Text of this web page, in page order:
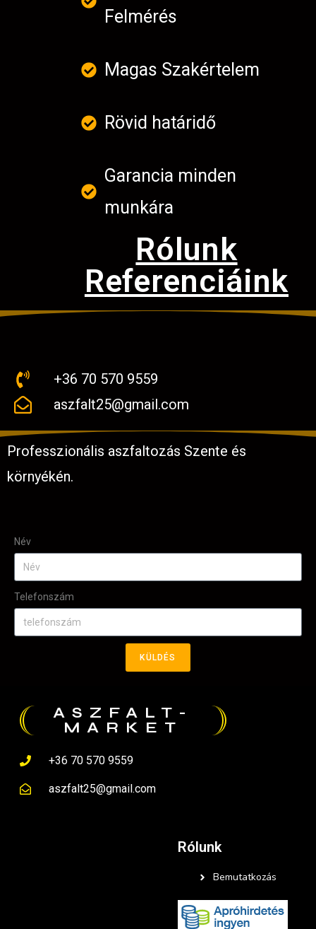
Felmérés
Magas Szakértelem
Rövid határidő
Garancia minden
munkára
Rólunk
Referenciáink
+36 70 570 9559
aszfalt25@gmail.com
Professzionális aszfaltozás Szente és
környékén.
Név
Telefonszám
KÜLDÉS
ASZFALT-
MARKET
+36 70 570 9559
aszfalt25@gmail.com
Rólunk
Bemutatkozás